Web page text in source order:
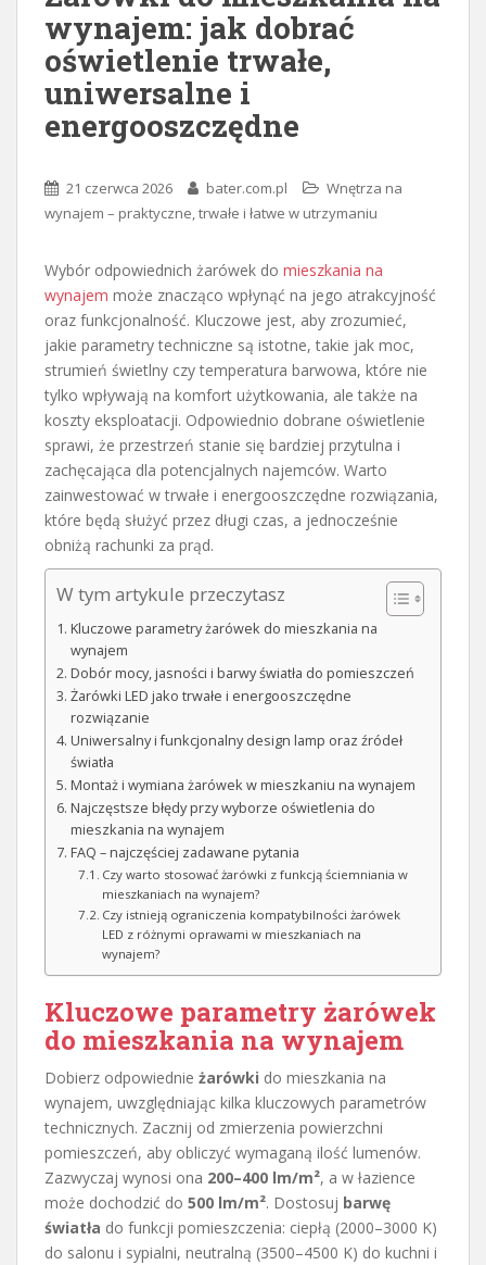
wynajem: jak dobrać
oświetlenie trwałe,
uniwersalne i
energooszczędne
21 czerwca 2026 bater.com.pl
Wnętrza na
wynajem – praktyczne, trwałe i łatwe w utrzymaniu
Wybór odpowiednich żarówek do mieszkania na
wynajem może znacząco wpłynąć na jego atrakcyjność
oraz funkcjonalność. Kluczowe jest, aby zrozumieć,
jakie parametry techniczne są istotne, takie jak moc,
strumień świetlny czy temperatura barwowa, które nie
tylko wpływają na komfort użytkowania, ale także na
koszty eksploatacji. Odpowiednio dobrane oświetlenie
sprawi, że przestrzeń stanie się bardziej przytulna i
zachęcająca dla potencjalnych najemców. Warto
zainwestować w trwałe i energooszczędne rozwiązania,
które będą służyć przez długi czas, a jednocześnie
obniżą rachunki za prąd.
W tym artykule przeczytasz
Kluczowe parametry żarówek do mieszkania na
wynajem
Dobór mocy, jasności i barwy światła do pomieszczeń
Żarówki LED jako trwałe i energooszczędne
rozwiązanie
Uniwersalny i funkcjonalny design lamp oraz źródeł
światła
Montaż i wymiana żarówek w mieszkaniu na wynajem
Najczęstsze błędy przy wyborze oświetlenia do
mieszkania na wynajem
FAQ – najczęściej zadawane pytania
Czy warto stosować żarówki z funkcją ściemniania w
mieszkaniach na wynajem?
Czy istnieją ograniczenia kompatybilności żarówek
LED z różnymi oprawami w mieszkaniach na
wynajem?
Kluczowe parametry żarówek
do mieszkania na wynajem
Dobierz odpowiednie żarówki do mieszkania na
wynajem, uwzględniając kilka kluczowych parametrów
technicznych. Zacznij od zmierzenia powierzchni
pomieszczeń, aby obliczyć wymaganą ilość lumenów.
Zazwyczaj wynosi ona 200–400 lm/m², a w łazience
może dochodzić do 500 lm/m². Dostosuj barwę
światła do funkcji pomieszczenia: ciepłą (2000–3000 K)
do salonu i sypialni, neutralną (3500–4500 K) do kuchni i